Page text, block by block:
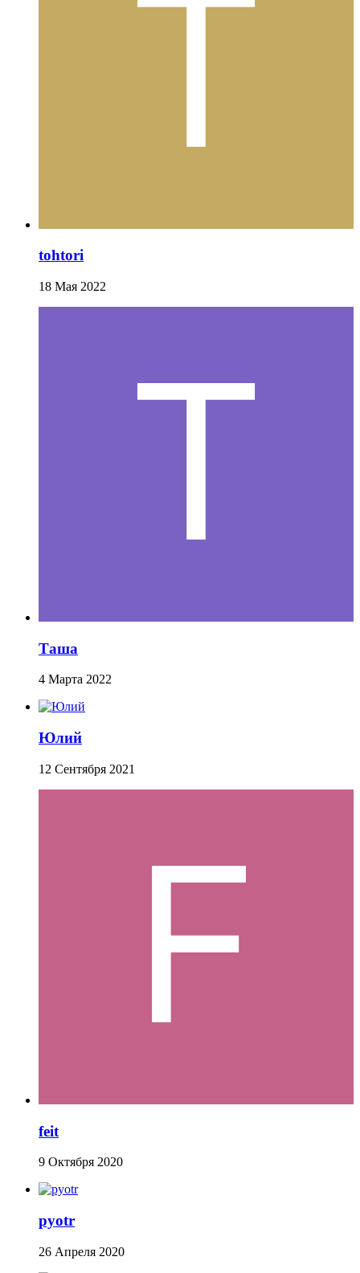
tohtori
18 Мая 2022
Таша
4 Марта 2022
Юлий
12 Сентября 2021
feit
9 Октября 2020
pyotr
26 Апреля 2020